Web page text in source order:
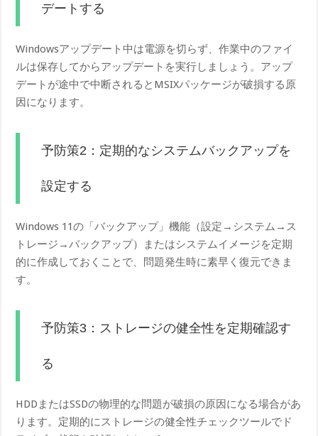
デートする
Windowsアップデート中は電源を切らず、作業中のファイ
ルは保存してからアップデートを実行しましょう。アップ
デートが途中で中断されるとMSIXパッケージが破損する原
因になります。
予防策2：定期的なシステムバックアップを
設定する
Windows 11の「バックアップ」機能（設定→システム→ス
トレージ→バックアップ）またはシステムイメージを定期
的に作成しておくことで、問題発生時に素早く復元できま
す。
予防策3：ストレージの健全性を定期確認す
る
HDDまたはSSDの物理的な問題が破損の原因になる場合があ
ります。定期的にストレージの健全性チェックツールでド